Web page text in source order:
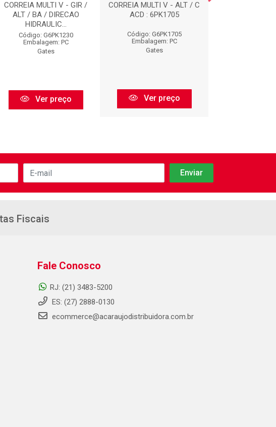
CORREIA MULTI V - GIR /
ALT / BA / DIRECAO
HIDRAULIC...
Código: G6PK1230
Embalagem: PC
Gates
Ver preço
CORREIA MULTI V - ALT / C
ACD : 6PK1705
Código: G6PK1705
Embalagem: PC
Gates
Ver preço
Fiscais
Fale Conosco
RJ: (21) 3483-5200
ES: (27) 2888-0130
ecommerce@acaraujodistribuidora.com.br